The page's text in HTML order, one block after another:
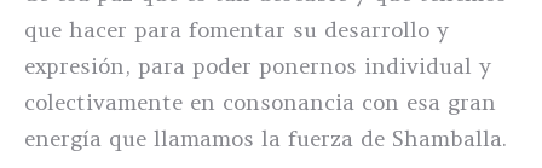
que hacer para fomentar su desarrollo y
expresión, para poder ponernos individual y
colectivamente en consonancia con esa gran
energía que llamamos la fuerza de Shamballa.